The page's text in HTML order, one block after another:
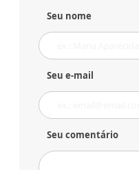
Seu nome
Seu e-mail
Seu comentário